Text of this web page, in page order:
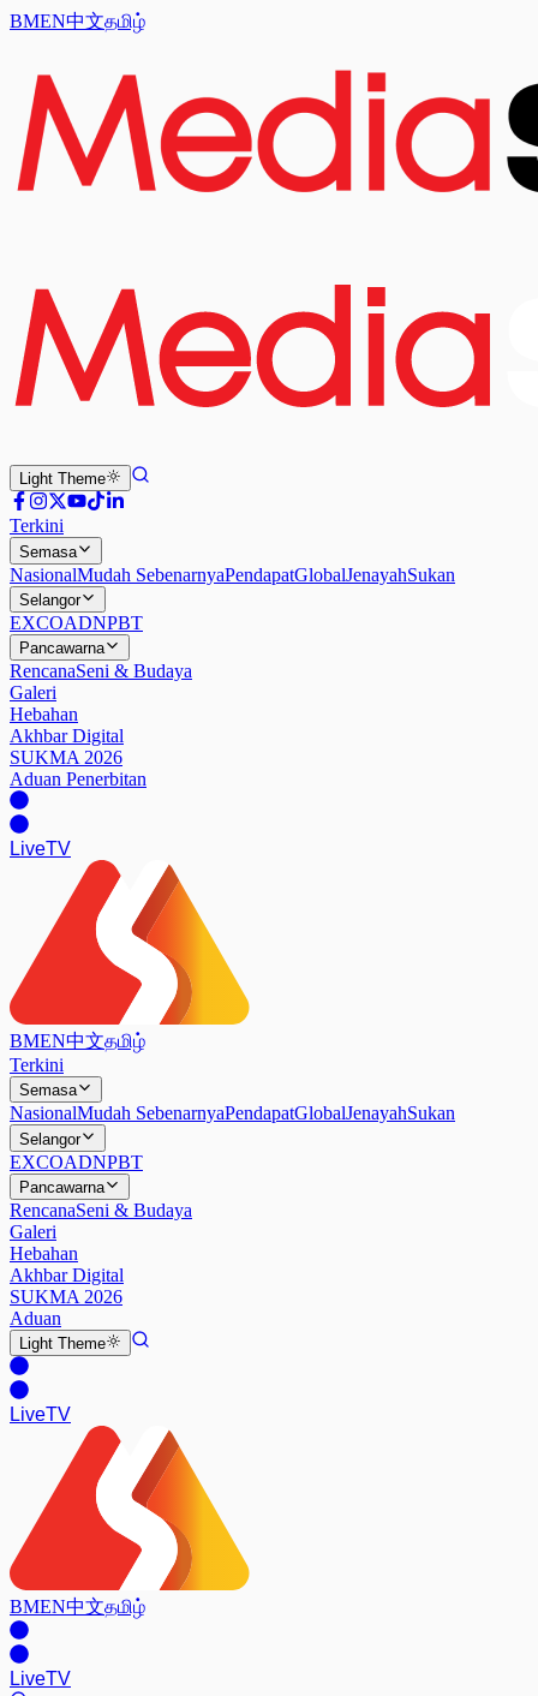
BMEN中文தமிழ்
Light Theme
Terkini
Semasa
NasionalMudah SebenarnyaPendapatGlobalJenayahSukan
Selangor
EXCOADNPBT
Pancawarna
RencanaSeni & Budaya
Galeri
Hebahan
Akhbar Digital
SUKMA 2026
Aduan Penerbitan
LiveTV
BMEN中文தமிழ்
Terkini
Semasa
NasionalMudah SebenarnyaPendapatGlobalJenayahSukan
Selangor
EXCOADNPBT
Pancawarna
RencanaSeni & Budaya
Galeri
Hebahan
Akhbar Digital
SUKMA 2026
Aduan
Light Theme
LiveTV
BMEN中文தமிழ்
LiveTV